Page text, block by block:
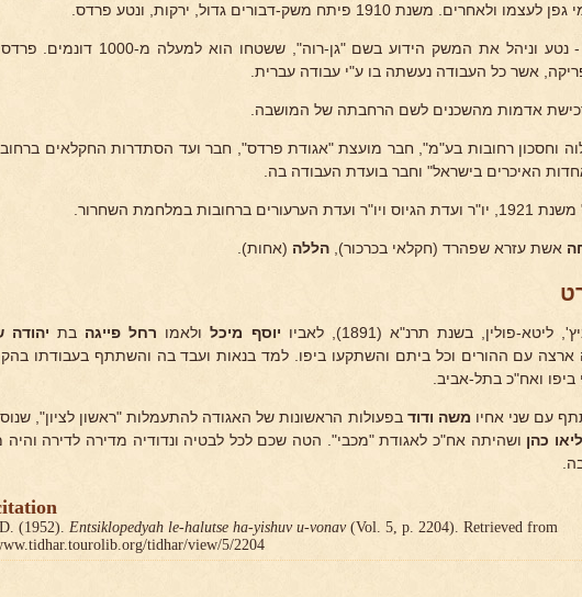
משנת 1910 פיתח משק-דבורים גדול, ירקות, ונטע פרדס.
בשנת 1929 - נטע וניהל את המשק הידוע בשם "גן-רוה", ששטחו
אשר כל העבודה נעשתה בו ע"י עבודה עברית.
אדמות מהשכנים לשם הרחבתה של המושבה.
וחסכון רחובות בע"מ", חבר מועצת "אגודת פרדס", חבר ועד הסתדרות החקלאים
האיכרים בישראל" וחבר בועדת העבודה בה.
ברחובות במלחמת השחרור.
אשת עזרא שפהרד (חקלאי בכרכור), הללה (אחות).
ליטא-פולין, בשנת תרנ"א (1891), לאביו יוסף מיכלולאמו רחל פייגה בת יהודה
עם ההורים וכל ביתם והשתקעו ביפו. למד בנאות ועבד בה והשתתף בעבודתו
ביפו ואח"כ בתל-אביב.
משה ודוד בפעולות הראשונות של האגודה להתעמלות "ראשון לציון",
ליאו כהן ושהיתה אח"כ לאגודת "מכבי". הטה שכם לכל לבטיה ונדודיה מדירה לדירה והיה
(1952). Entsiklopedyah le-halutse ha-yishuv u-vonav(Vol. 5, p. 2204). Retrieved from
tidhar/view/5/2204